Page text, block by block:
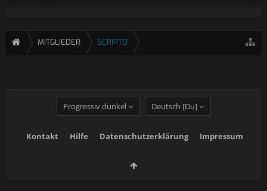
MITGLIEDER 5CRIPTO
Progressiv dunkel Deutsch [Du]
Kontakt Hilfe Datenschutzerklärung Impressum